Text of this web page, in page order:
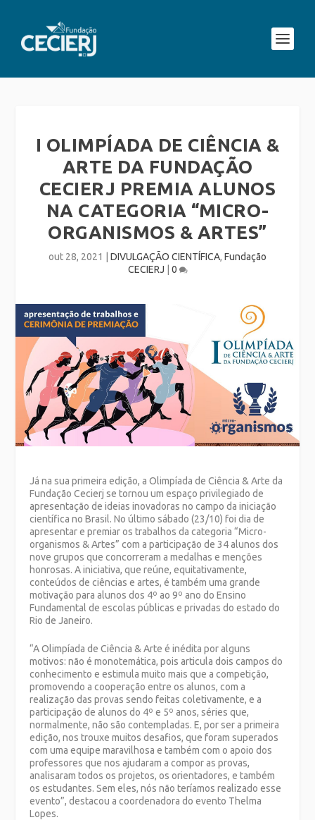
I OLIMPÍADA DE CIÊNCIA &
ARTE DA FUNDAÇÃO
CECIERJ PREMIA ALUNOS
NA CATEGORIA “MICRO-
ORGANISMOS & ARTES”
out 28, 2021 DIVULGAÇÃO CIENTÍFICA, Fundação
CECIERJ
0
Já na sua primeira edição, a Olimpíada de Ciência & Arte da
Fundação Cecierj se tornou um espaço privilegiado de
apresentação de ideias inovadoras no campo da iniciação
científica no Brasil. No último sábado (23/10) foi dia de
apresentar e premiar os trabalhos da categoria “Micro-
organismos & Artes” com a participação de 34 alunos dos
nove grupos que concorreram a medalhas e menções
honrosas. A iniciativa, que reúne, equitativamente,
conteúdos de ciências e artes, é também uma grande
motivação para alunos dos 4º ao 9º ano do Ensino
Fundamental de escolas públicas e privadas do estado do
Rio de Janeiro.
“A Olimpíada de Ciência & Arte é inédita por alguns
motivos: não é monotemática, pois articula dois campos do
conhecimento e estimula muito mais que a competição,
promovendo a cooperação entre os alunos, com a
realização das provas sendo feitas coletivamente, e a
participação de alunos do 4º e 5º anos, séries que,
normalmente, não são contempladas. E, por ser a primeira
edição, nos trouxe muitos desafios, que foram superados
com uma equipe maravilhosa e também com o apoio dos
professores que nos ajudaram a compor as provas,
analisaram todos os projetos, os orientadores, e também
os estudantes. Sem eles, nós não teríamos realizado esse
evento”, destacou a coordenadora do evento Thelma
Lopes.